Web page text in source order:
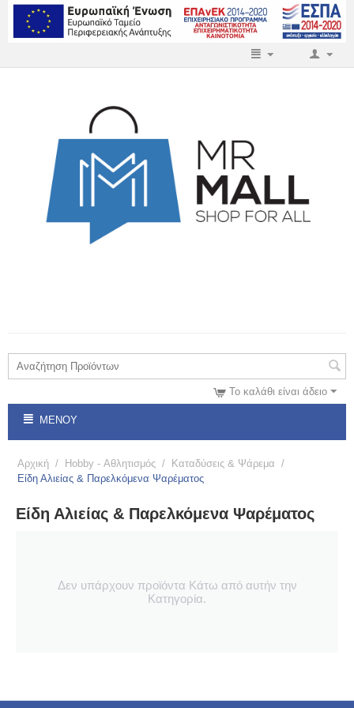
Το καλάθι είναι άδειο
ΜΕΝΟΎ
Αρχική / Hobby - Αθλητισμός / Καταδύσεις & Ψάρεμα /
Είδη Αλιείας & Παρελκόμενα Ψαρέματος
Είδη Αλιείας & Παρελκόμενα Ψαρέματος
Δεν υπάρχουν προϊόντα Κάτω από αυτήν την
Κατηγορία.